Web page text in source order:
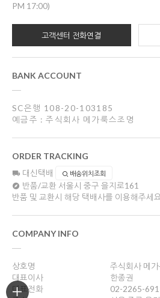
PM 17:00)
고객센터 전화연결
BANK ACCOUNT
SC은행 108-20-103185
예금주 : 주식회사 메가룩스조명
ORDER TRACKING
대신택배 배송위치조회
반품/교환 서울시 중구 을지로161
반품 및 교환시 해당 택배사를 이용해주세
COMPANY INFO
상호명
주식회사 메
대표이사
한종권
대표전화
02-2265-